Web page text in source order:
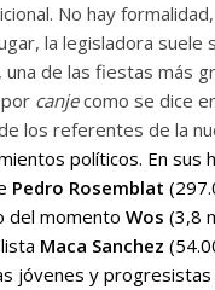
No hay
la legisladora
de las fiestas más
canjecomo se dice
los referentes de la
políticos. En sus
Pedro Rosemblat
del momento Wos (3,8
Maca Sanchez
jóvenes y